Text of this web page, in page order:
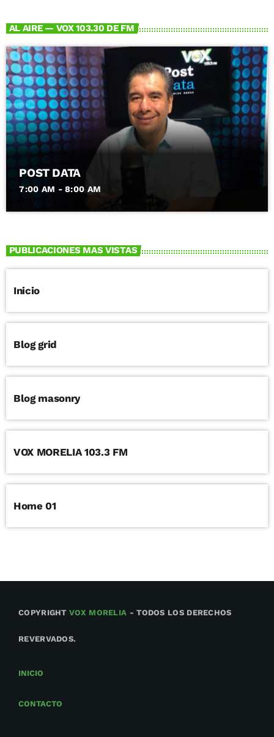
AL AIRE — VOX 103.30 DE FM
POST DATA
7:00 AM - 8:00 AM
PUBLICACIONES MAS VISTAS
Inicio
Blog grid
Blog masonry
VOX MORELIA 103.3 FM
Home 01
COPYRIGHTVOX MORELIA - TODOS LOS DERECHOS
REVERVADOS.
INICIO
CONTACTO